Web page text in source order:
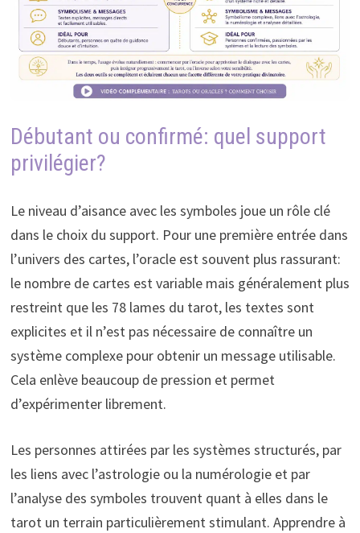
Débutant ou confirmé: quel support
privilégier?
Le niveau d’aisance avec les symboles joue un rôle clé
dans le choix du support. Pour une première entrée dans
l’univers des cartes, l’oracle est souvent plus rassurant:
le nombre de cartes est variable mais généralement plus
restreint que les 78 lames du tarot, les textes sont
explicites et il n’est pas nécessaire de connaître un
système complexe pour obtenir un message utilisable.
Cela enlève beaucoup de pression et permet
d’expérimenter librement.
Les personnes attirées par les systèmes structurés, par
les liens avec l’astrologie ou la numérologie et par
l’analyse des symboles trouvent quant à elles dans le
tarot un terrain particulièrement stimulant. Apprendre à